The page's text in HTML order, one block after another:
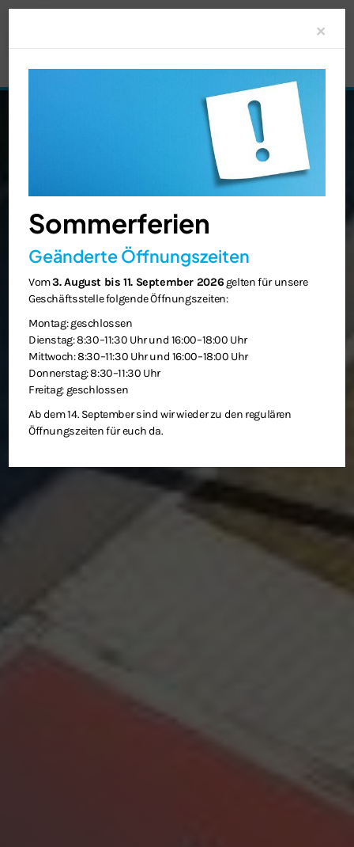
×
Sommerferien
Geänderte Öffnungszeiten
Vom3. August bis 11. September 2026 gelten für unsere
Geschäftsstelle folgende Öffnungszeiten:
Montag: geschlossen
Dienstag: 8:30–11:30 Uhr und 16:00–18:00 Uhr
Mittwoch: 8:30–11:30 Uhr und 16:00–18:00 Uhr
Donnerstag: 8:30–11:30 Uhr
Freitag: geschlossen
Ab dem 14. September sind wir wieder zu den regulären
Öffnungszeiten für euch da.